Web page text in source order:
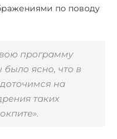
по поводу
программу
было ясно, что в
на
таких